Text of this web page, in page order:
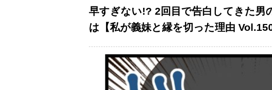
早すぎない!? 2回目で告白してきた男
は【私が義妹と縁を切った理由 Vol.150